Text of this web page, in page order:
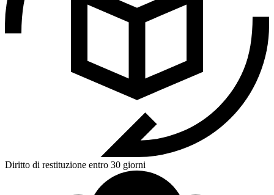
Diritto di restituzione entro 30 giorni